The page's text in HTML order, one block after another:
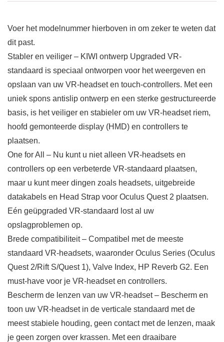
Voer het modelnummer hierboven in om zeker te weten dat
dit past.
Stabler en veiliger – KIWI ontwerp Upgraded VR-
standaard is speciaal ontworpen voor het weergeven en
opslaan van uw VR-headset en touch-controllers. Met een
uniek spons antislip ontwerp en een sterke gestructureerde
basis, is het veiliger en stabieler om uw VR-headset riem,
hoofd gemonteerde display (HMD) en controllers te
plaatsen.
One for All – Nu kunt u niet alleen VR-headsets en
controllers op een verbeterde VR-standaard plaatsen,
maar u kunt meer dingen zoals headsets, uitgebreide
datakabels en Head Strap voor Oculus Quest 2 plaatsen.
Eén geüpgraded VR-standaard lost al uw
opslagproblemen op.
Brede compatibiliteit – Compatibel met de meeste
standaard VR-headsets, waaronder Oculus Series (Oculus
Quest 2/Rift S/Quest 1), Valve Index, HP Reverb G2. Een
must-have voor je VR-headset en controllers.
Bescherm de lenzen van uw VR-headset – Bescherm en
toon uw VR-headset in de verticale standaard met de
meest stabiele houding, geen contact met de lenzen, maak
je geen zorgen over krassen. Met een draaibare